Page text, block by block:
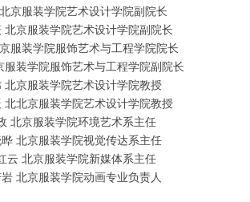
京服装学院艺术设计学院副院长
北京服装学院艺术设计学院副院长
服装学院服饰艺术与工程学院院长
服装学院服饰艺术与工程学院副院长
北京服装学院艺术设计学院教授
北北京服装学院艺术设计学院教授
北京服装学院环境艺术系主任
北京服装学院视觉传达系主任
云 北京服装学院新媒体系主任
北京服装学院动画专业负责人